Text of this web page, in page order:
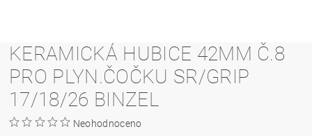
KERAMICKÁ HUBICE 42MM Č.8
PRO PLYN.ČOČKU SR/GRIP
17/18/26 BINZEL
Neohodnoceno